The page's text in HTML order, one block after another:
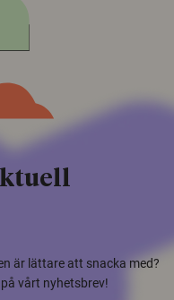
är lättare att snacka med?
vårt nyhetsbrev!